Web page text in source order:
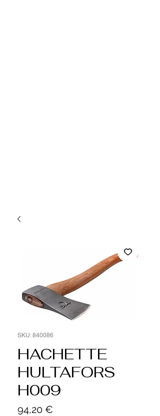
SKU: 840086
HACHETTE
HULTAFORS
H009
94,20 €